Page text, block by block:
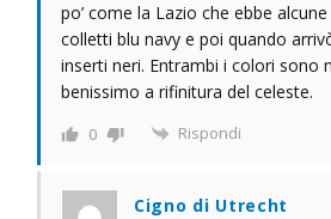
po’ come la Lazio che ebbe
colletti blu navy e poi quando
inserti neri. Entrambi i colori sono
benissimo a rifinitura del celeste.
0 Rispondi
Cigno di Utrecht